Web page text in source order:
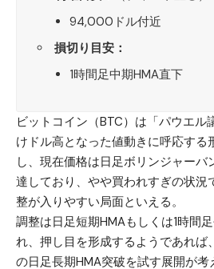
94,000ドル付近
損切り目安：
1時間足中期HMA直下
ビットコイン（BTC） は「パウエル
けドル高となった値動きに呼応する
し、現在価格は日足ボリンジャーバ
達しており、やや買われすぎの状況
整が入りやすい局面といえる。
調整は日足短期HMAもしくは1時間
れ、押し目を形成するようであれ
の日足長期HMA突破を試す展開が考